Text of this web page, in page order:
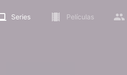
Series Películas